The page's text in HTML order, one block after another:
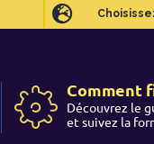
Comment
Découvrez le
et suivez la
Comment
Découvrez le
et suivez la